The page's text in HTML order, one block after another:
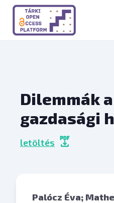
Dilemmák
gazdasági
letöltés
Palócz Éva;